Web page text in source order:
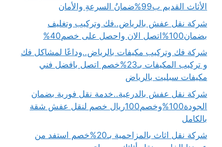
الأثاث القديم ب99%ضمانُ السرعةِ والأمان
شركة نقل عفش بالرياض..فك وتركيب وتغليف
بضمان100%اتصل الان واحصل على خصم40%
شركة فك وتركيب مكيفات بالرياض..وداعًا لمشاكل فك
و تركيب المكيفات بـ23%خصم اتصل بافضل فني
مكيفات سبليت بالرياض
شركة نقل عفش بالدرعية..خدمة نقل فورية بضمان
الجودة100%وخصم100ريال خصم لنقل عفش شقة
بالكامل
شركة نقل اثاث بالمزاحمية بـ20%خصم استفد من